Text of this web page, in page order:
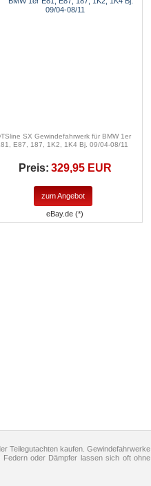
SX Gewindefahrwerk für BMW 1er
E87, 187, 1K2, 1K4 Bj. 09/04-08/11
Preis: 329,95 EUR
zum Angebot
eBay.de (*)
Teilegutachten kaufen. Gewindefahrwerke
Federn oder Dämpfer lassen sich oft ohne